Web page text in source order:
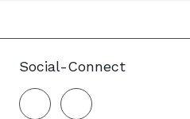
Social-Connect